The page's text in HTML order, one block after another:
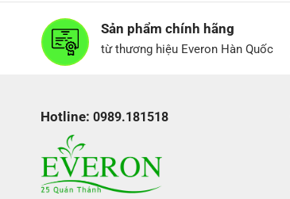
Sản phẩm chính hãng
từ thương hiệu Everon Hàn Quốc
Hotline: 0989.181518